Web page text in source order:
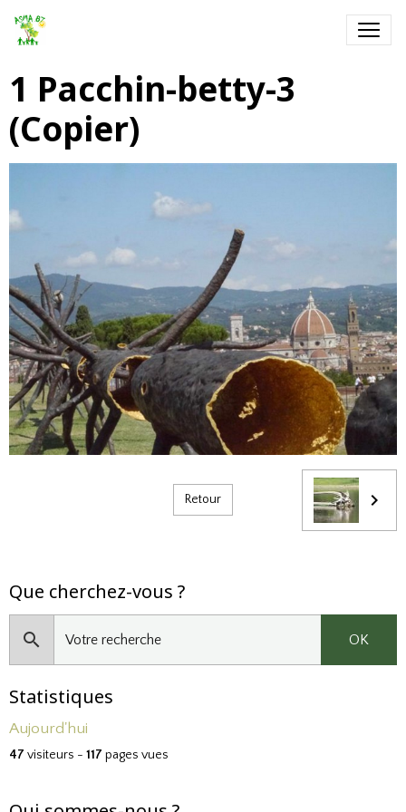
1 Pacchin-betty-3
(Copier)
Retour
Que cherchez-vous ?
OK
Statistiques
Aujourd'hui
47 visiteurs - 117 pages vues